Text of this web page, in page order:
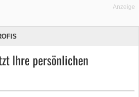
Anzeige
Ihre persönlichen